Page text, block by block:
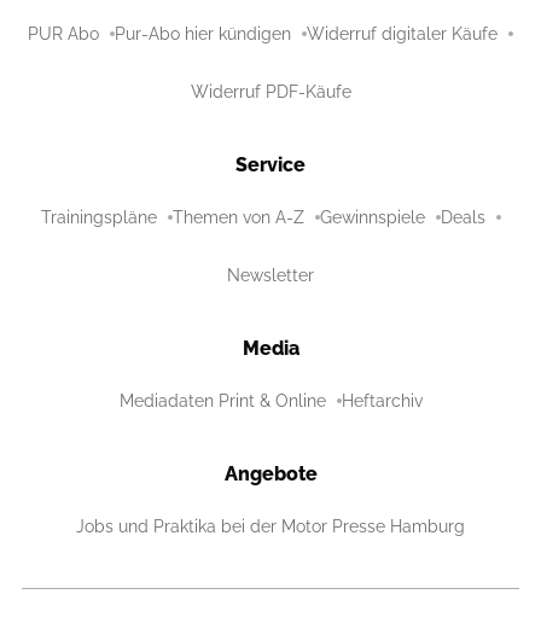
PUR Abo Pur-Abo hier kündigen Widerruf digitaler Käufe
Widerruf PDF-Käufe
Service
Trainingspläne Themen von A-Z Gewinnspiele Deals
Newsletter
Media
Mediadaten Print & Online Heftarchiv
Angebote
Jobs und Praktika bei der Motor Presse Hamburg